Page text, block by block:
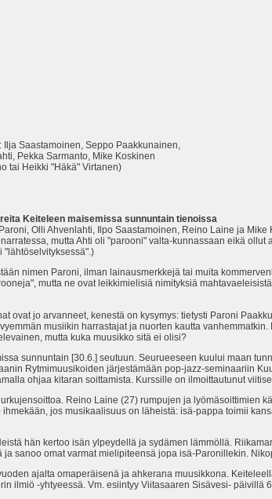
: Ilja Saastamoinen, Seppo Paakkunainen,
Sarmanto, Mike Koskinen
"Häkä" Virtanen)
Keiteleen maisemissa sunnuntain tienoissa
Olli Ahvenlahti, Ilpo Saastamoinen, Reino Laine ja Mike
narratessa, mutta Ahti oli "parooni" valta-kunnassaan eikä
"lähtöselvityksessä".)
nimen Paroni, ilman lainausmerkkejä tai muita
mutta ne ovat leikkimielisiä nimityksiä
ovat jo arvanneet, kenestä on kysymys: tietysti Paroni
musiikin harrastajat ja nuorten kautta
mutta kuka muusikko sitä ei olisi?
sunnuntain [30.6.] seutuun. Seurueeseen kuului maan
Rytmimuusikoiden järjestämään pop-jazz-seminaariin
ohjaa kitaran soittamista. Kurssille on ilmoittautunut
Reino Laine (27) rumpujen ja lyömäsoittimien
jos musikaalisuus on läheistä: isä-pappa toimii
hän kertoo isän ylpeydellä ja sydämen lämmöllä.
sanoo omat varmat mielipiteensä jopa isä-Paronillekin.
ajalta omaperäisenä ja ahkerana muusikkona.
ilmiö -yhtyeessä. Vm. esiintyy Viitasaaren Sisävesi- päivillä